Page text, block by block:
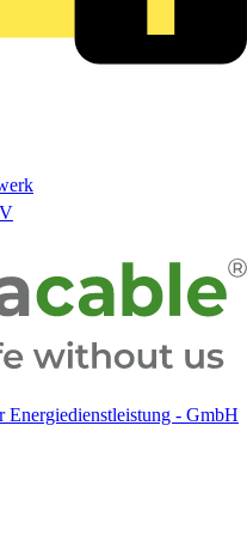
Energiedienstleistung - GmbH